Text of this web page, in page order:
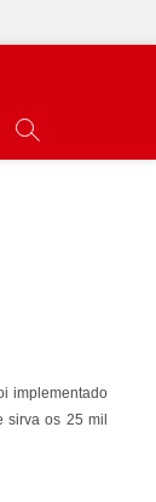
implementado
sirva os 25 mil